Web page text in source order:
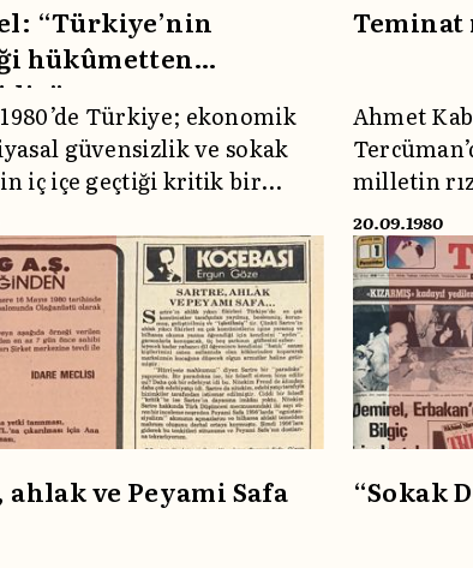
“Türkiye’nin
hükûmetten
1980’de Türkiye; ekonomik
güvensizlik ve sokak
iç içe geçtiği kritik bir
Demirel’in “Türkiye
önemlidir” sözleriyle
sert ekonomik tedbirler,
umut mu verecek, yoksa
da mı ağırlaştıracaktı?
Ahmet
milletin
hareketin
olduğunu
hemen
27 Mayıs
gerçek
20.09.1980
ve Peyami Safa “Sokak